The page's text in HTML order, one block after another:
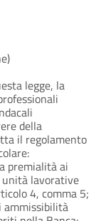
legge, la
della
il regolamento
premialità ai
lavorative
4, comma 5;
ammissibilità